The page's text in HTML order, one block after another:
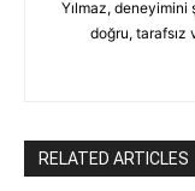
Yılmaz,
doğru,
RELATED ARTICLES